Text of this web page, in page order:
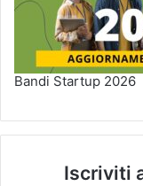
Bandi Startup 2026
Iscriviti